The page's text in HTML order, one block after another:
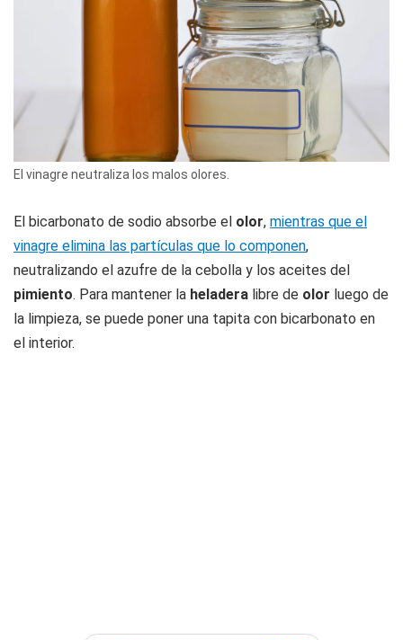
El vinagre neutraliza los malos olores.
El bicarbonato de sodio absorbe el olor, mientras que el
vinagre elimina las partículas que lo componen,
neutralizando el azufre de la cebolla y los aceites del
pimiento. Para mantener la heladera libre de olor luego de
la limpieza, se puede poner una tapita con bicarbonato en
el interior.